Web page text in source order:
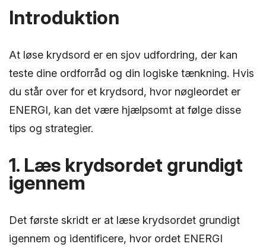
Introduktion
At løse krydsord er en sjov udfordring, der kan
teste dine ordforråd og din logiske tænkning. Hvis
du står over for et krydsord, hvor nøgleordet er
ENERGI, kan det være hjælpsomt at følge disse
tips og strategier.
1. Læs krydsordet grundigt
igennem
Det første skridt er at læse krydsordet grundigt
igennem og identificere, hvor ordet ENERGI